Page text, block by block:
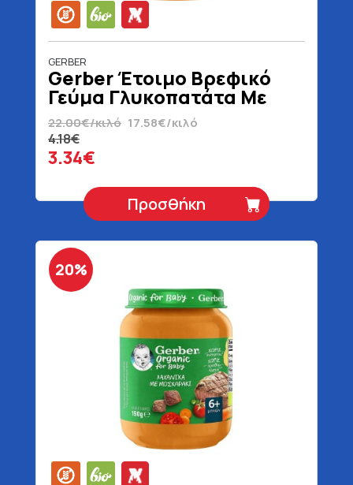
GERBER
Gerber Έτοιμο Βρεφικό
Γεύμα Γλυκοπατάτα Με
Λαχανικά & Κοτόπουλο 10+
Μηνών Βιολογικό Χωρίς
Γλουτένη 190 gr
22.00€/κιλό 17.58€/κιλό
4.18€
3.34€
Προσθήκη
20%